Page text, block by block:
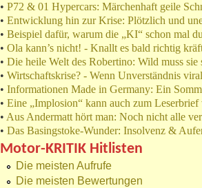
• P72 & 01 Hypercars: Märchenhaft geile
• Entwicklung hin zur Krise: Plötzlich und
• Beispiel dafür, warum die „KI“ schon mal
• Ola kann’s nicht! - Knallt es bald richtig
• Die heile Welt des Robertino: Wild muss sie
• Wirtschaftskrise? - Wenn Unverständnis
• Informationen Made in Germany: Ein
• Eine „Implosion“ kann auch zum Leserbrief
• Aus Andermatt hört man: Noch nicht alle
• Das Basingstoke-Wunder: Insolvenz &
Motor-KRITIK Hitlisten
Die meisten Aufrufe
Die meisten Bewertungen